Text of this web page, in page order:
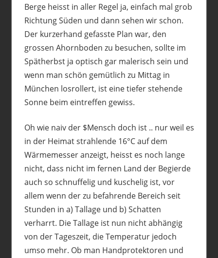
Berge heisst in aller Regel ja, einfach mal grob
Richtung Süden und dann sehen wir schon.
Der kurzerhand gefasste Plan war, den
grossen Ahornboden zu besuchen, sollte im
Spätherbst ja optisch gar malerisch sein und
wenn man schön gemütlich zu Mittag in
München losrollert, ist eine tiefer stehende
Sonne beim eintreffen gewiss.
Oh wie naiv der $Mensch doch ist .. nur weil es
in der Heimat strahlende 16°C auf dem
Wärmemesser anzeigt, heisst es noch lange
nicht, dass nicht im fernen Land der Begierde
auch so schnuffelig und kuschelig ist, vor
allem wenn der zu befahrende Bereich seit
Stunden in a) Tallage und b) Schatten
verharrt. Die Tallage ist nun nicht abhängig
von der Tageszeit, die Temperatur jedoch
umso mehr. Ob man Handprotektoren und